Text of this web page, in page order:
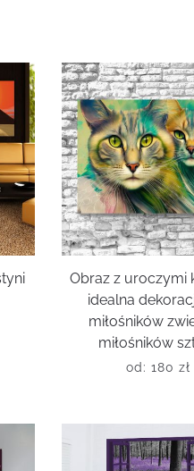
Obraz z uroczymi
idealna
miłośników
miłośników
od: 180 zł